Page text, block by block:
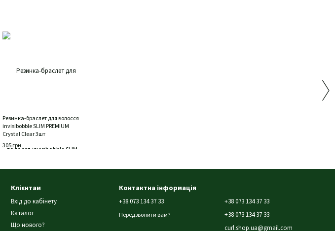
Резинка-браслет для волосся
invisibobble SLIM PREMIUM
Crystal Clear 3шт
305 грн
Клієнтам
Вхід до кабінету
Каталог
Що нового?
Контактна інформація
+38 073 134 37 33
Передзвонити вам?
+38 073 134 37 33
+38 073 134 37 33
curl.shop.ua@gmail.com